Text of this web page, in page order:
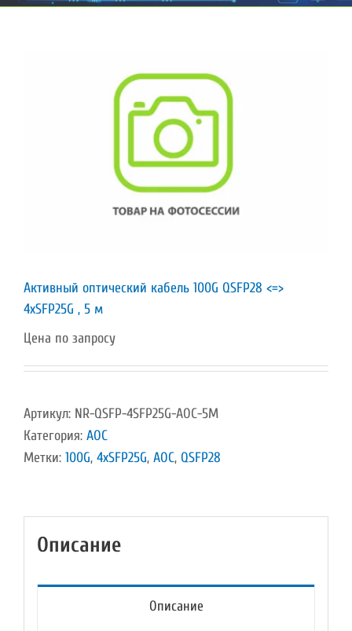
Активный оптический кабель 100G QSFP28 <=>
4xSFP25G , 5 м
Цена по запросу
Артикул: NR-QSFP-4SFP25G-AOC-5M
Категория: AOC
Метки: 100G, 4xSFP25G, AOC, QSFP28
Описание
Описание